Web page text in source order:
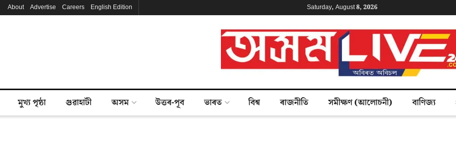
About Advertise Careers English Edition Saturday, August 8, 2026
মুখ্য পৃষ্ঠা গুৱাহাটী অসম উত্তৰ-পূব ভাৰত বিশ্ব ৰাজনীতি সমীক্ষণ (আলোচনী) বাণিজ্য